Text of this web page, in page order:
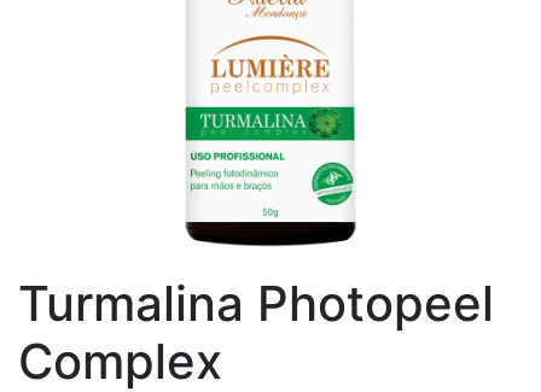
Turmalina Photopeel
Complex